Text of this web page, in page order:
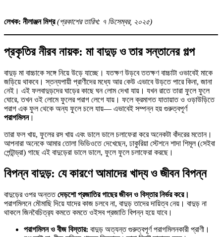
লেখক: নীলাঞ্জন মিশ্র (প্রকাশের তারিখ: ৭ ডিসেম্বর, ২০২৫)
প্রকৃতির নীরব নায়ক: মা বাদুড় ও তার সন্তানের গল্প
বাদুড় মা বাচ্চাকে সঙ্গে নিয়ে উড়ে যাচ্ছে। যতক্ষণ উড়বে ততক্ষণ বাচ্চাটা ওভাবেই মাকে
জড়িয়ে থাকবে। স্তন্যপায়ী প্রাণীদের মধ্যে আর কেউ এভাবে উড়তে পারে কিনা, জানা
নেই। এই ফলবাদুড়দের ঘাড়ের কাছে ঘন লোম দেখা যায়। যখন রাতে তারা ফুলে ফুলে
ঘোরে, তখন ওই লোমে ফুলের পরাগ লেগে যায়। ফলে ক্রমাগত যাতায়াত ও ওড়াউড়িতে
পরাগ এক ফুল থেকে অন্য ফুলে চলে যায়— এভাবেই সম্পন্ন হয় গুরুত্বপূর্ণ
পরাগমিলন।
তারা ফল খায়, ফুলের রস খায় এবং ডালে ডালে চলাফেরা করে অনেকটা বাঁদরের মতোন।
আপনারা অনেকে আমার তোলা ভিডিওতে দেখেছেন, ঢাকুরিয়া স্টেশনে শাদা শিমূল (সেইবা
পেন্টান্ড্রা) গাছে এই বাদুড়েরা ডালে ডালে, ফুলে ফুলে চলাফেরা করছে।
বিপন্ন বাদুড়: যে কারণে আমাদের খাদ্য ও জীবন বিপন্ন
বাদুড়ের ওপর অন্ততদেড়শো প্রজাতির গাছের জীবন ও বিস্তার নির্ভর করে।
পরাগমিলনে মৌমাছি দিয়ে যাদের কাজ চলবে না, বাদুড় তাদের দায়িত্ব নেয়। বাদুড় না
থাকলে জিনবৈচিত্র‍্য কমতে কমতে ওইসব প্রজাতি বিপন্ন হয়ে যাবে।
পরাগমিলন ও বীজ বিস্তার: বাদুড় অত্যন্ত গুরুত্বপূর্ণ পরাগমিলনকারী প্রাণী।